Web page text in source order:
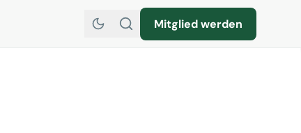
Mitglied werden